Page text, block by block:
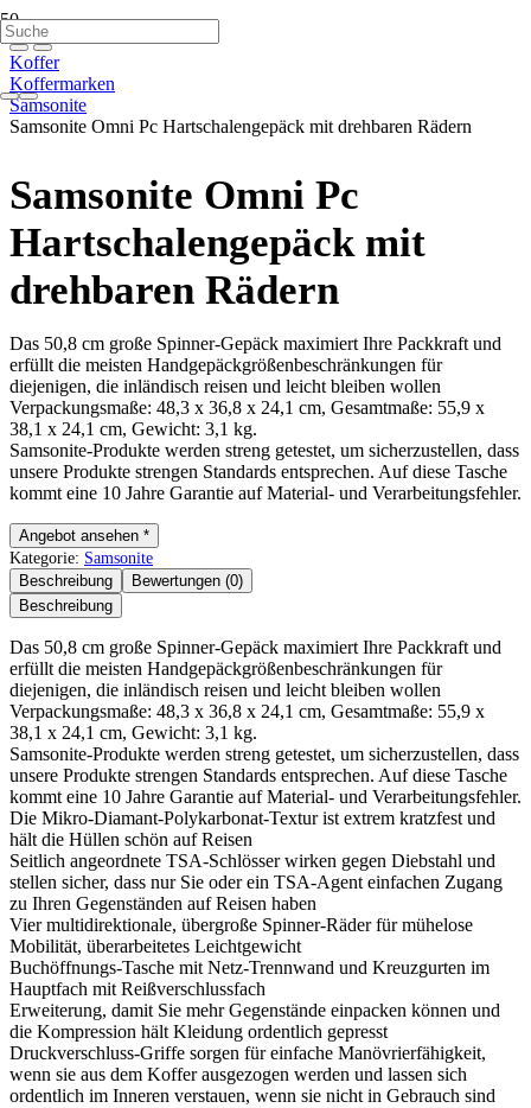
Koffer
Koffermarken
Samsonite
Samsonite Omni Pc Hartschalengepäck mit drehbaren Rädern
Samsonite Omni Pc
Hartschalengepäck mit
drehbaren Rädern
Das 50,8 cm große Spinner-Gepäck maximiert Ihre Packkraft und
erfüllt die meisten Handgepäckgrößenbeschränkungen für
diejenigen, die inländisch reisen und leicht bleiben wollen
Verpackungsmaße: 48,3 x 36,8 x 24,1 cm, Gesamtmaße: 55,9 x
38,1 x 24,1 cm, Gewicht: 3,1 kg.
Samsonite-Produkte werden streng getestet, um sicherzustellen, dass
unsere Produkte strengen Standards entsprechen. Auf diese Tasche
kommt eine 10 Jahre Garantie auf Material- und Verarbeitungsfehler.
Angebot ansehen *
Kategorie: Samsonite
Beschreibung
Bewertungen (0)
Beschreibung
Das 50,8 cm große Spinner-Gepäck maximiert Ihre Packkraft und
erfüllt die meisten Handgepäckgrößenbeschränkungen für
diejenigen, die inländisch reisen und leicht bleiben wollen
Verpackungsmaße: 48,3 x 36,8 x 24,1 cm, Gesamtmaße: 55,9 x
38,1 x 24,1 cm, Gewicht: 3,1 kg.
Samsonite-Produkte werden streng getestet, um sicherzustellen, dass
unsere Produkte strengen Standards entsprechen. Auf diese Tasche
kommt eine 10 Jahre Garantie auf Material- und Verarbeitungsfehler.
Die Mikro-Diamant-Polykarbonat-Textur ist extrem kratzfest und
hält die Hüllen schön auf Reisen
Seitlich angeordnete TSA-Schlösser wirken gegen Diebstahl und
stellen sicher, dass nur Sie oder ein TSA-Agent einfachen Zugang
zu Ihren Gegenständen auf Reisen haben
Vier multidirektionale, übergroße Spinner-Räder für mühelose
Mobilität, überarbeitetes Leichtgewicht
Buchöffnungs-Tasche mit Netz-Trennwand und Kreuzgurten im
Hauptfach mit Reißverschlussfach
Erweiterung, damit Sie mehr Gegenstände einpacken können und
die Kompression hält Kleidung ordentlich gepresst
Druckverschluss-Griffe sorgen für einfache Manövrierfähigkeit,
wenn sie aus dem Koffer ausgezogen werden und lassen sich
ordentlich im Inneren verstauen, wenn sie nicht in Gebrauch sind